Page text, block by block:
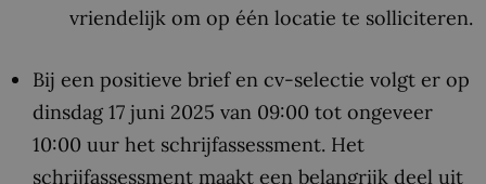
vriendelijk om op één locatie te solliciteren.
Bij een positieve brief en cv-selectie volgt er op
dinsdag 17 juni 2025 van 09:00 tot ongeveer
10:00 uur het schrijfassessment. Het
schrijfassessment maakt een belangrijk deel uit